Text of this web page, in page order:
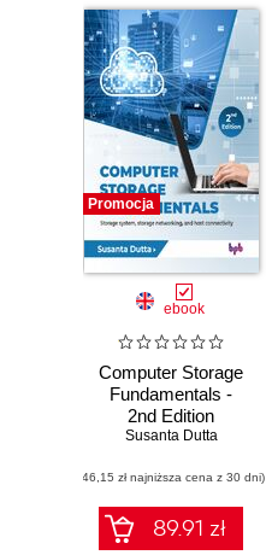
Promocja
ebook
Computer Storage
Fundamentals -
2nd Edition
Susanta Dutta
(46,15 zł najniższa cena z 30 dni)
89.91 zł